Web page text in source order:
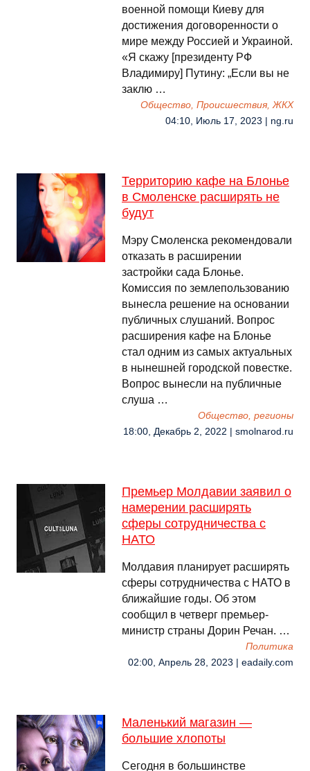
военной помощи Киеву для
достижения договоренности о
мире между Россией и Украиной.
«Я скажу [президенту РФ
Владимиру] Путину: „Если вы не
заклю …
Общество, Происшествия, ЖКХ
04:10, Июль 17, 2023 | ng.ru
Территорию кафе на Блонье
в Смоленске расширять не
будут
Мэру Смоленска рекомендовали
отказать в расширении
застройки сада Блонье.
Комиссия по землепользованию
вынесла решение на основании
публичных слушаний. Вопрос
расширения кафе на Блонье
стал одним из самых актуальных
в нынешней городской повестке.
Вопрос вынесли на публичные
слуша …
Общество, регионы
18:00, Декабрь 2, 2022 | smolnarod.ru
Премьер Молдавии заявил о
намерении расширять
сферы сотрудничества с
НАТО
Молдавия планирует расширять
сферы сотрудничества с НАТО в
ближайшие годы. Об этом
сообщил в четверг премьер-
министр страны Дорин Речан. …
Политика
02:00, Апрель 28, 2023 | eadaily.com
Маленький магазин —
большие хлопоты
Сегодня в большинстве